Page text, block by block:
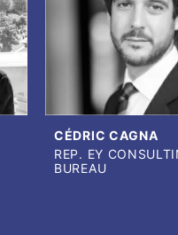
CÉDRIC CAGNA
REP. EY
BUREAU